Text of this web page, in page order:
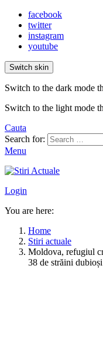
facebook
twitter
instagram
youtube
Switch skin
Switch to the dark mode
Switch to the light mode
Cauta
Search for:
Menu
Login
You are here:
Home
Stiri actuale
Moldova, refugiul
38 de străini